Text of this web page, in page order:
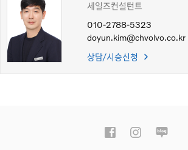
세일즈컨설턴트
010-2788-5323
doyun.kim@chvolvo.co.kr
상담/시승신청